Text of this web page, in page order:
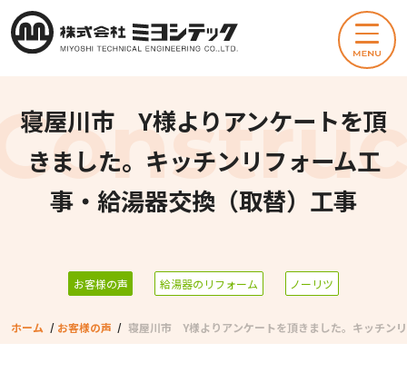
寝屋川市 Y様よりアンケートを頂
きました。キッチンリフォーム工
事・給湯器交換（取替）工事
お客様の声 給湯器のリフォーム ノーリツ
ホーム / お客様の声 / 寝屋川市 Y様よりアンケートを頂きました。キッチン